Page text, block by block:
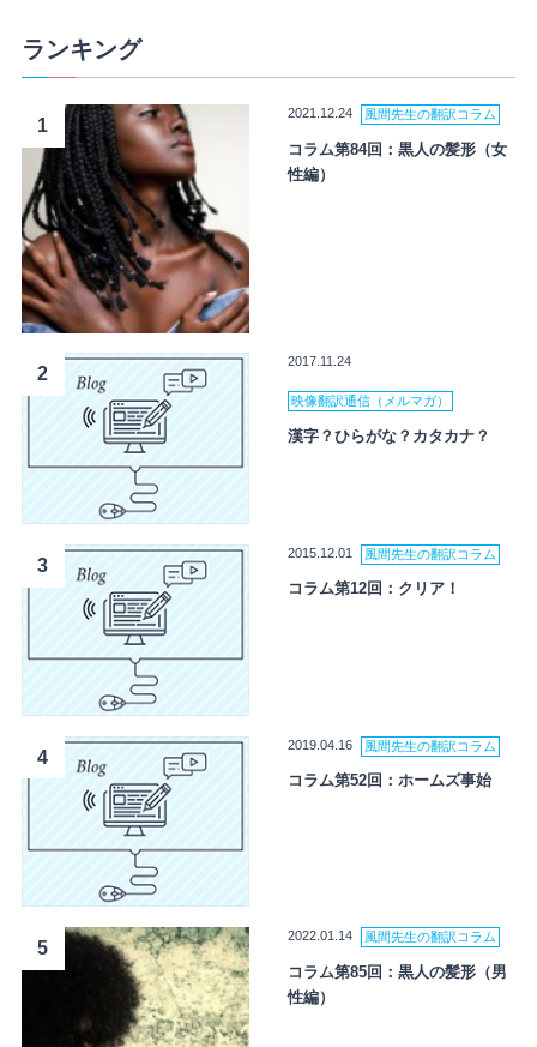
ランキング
1
2021.12.24 風間先生の翻訳コラム
コラム第84回：黒人の髪形（女
性編）
2
2017.11.24
映像翻訳通信（メルマガ）
漢字？ひらがな？カタカナ？
3
2015.12.01 風間先生の翻訳コラム
コラム第12回：クリア！
4
2019.04.16 風間先生の翻訳コラム
コラム第52回：ホームズ事始
5
2022.01.14 風間先生の翻訳コラム
コラム第85回：黒人の髪形（男
性編）